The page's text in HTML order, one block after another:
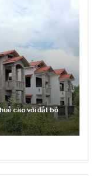
Lãi suất neo